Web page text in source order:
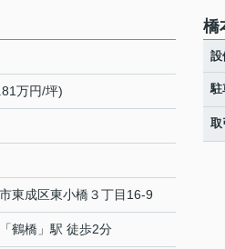
万円/坪)
東成区東小橋３丁目16-9
「鶴橋 」駅 徒歩2分
橋
設
駐
取